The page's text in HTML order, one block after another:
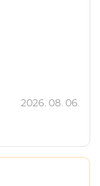
2026. 08. 06.